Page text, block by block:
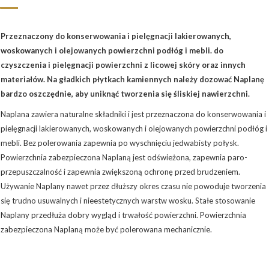
Przeznaczony do konserwowania i pielęgnacji lakierowanych,
woskowanych i olejowanych powierzchni podłóg i mebli. do
czyszczenia i pielęgnacji powierzchni z licowej skóry oraz innych
materiałów. Na gładkich płytkach kamiennych należy dozować Naplanę
bardzo oszczędnie, aby uniknąć tworzenia się śliskiej nawierzchni.
Naplana zawiera naturalne składniki i jest przeznaczona do konserwowania i
pielęgnacji lakierowanych, woskowanych i olejowanych powierzchni podłóg i
mebli. Bez polerowania zapewnia po wyschnięciu jedwabisty połysk.
Powierzchnia zabezpieczona Naplaną jest odświeżona, zapewnia paro-
przepuszczalność i zapewnia zwiększoną ochronę przed brudzeniem.
Używanie Naplany nawet przez dłuższy okres czasu nie powoduje tworzenia
się trudno usuwalnych i nieestetycznych warstw wosku. Stałe stosowanie
Naplany przedłuża dobry wygląd i trwałość powierzchni. Powierzchnia
zabezpieczona Naplaną może być polerowana mechanicznie.